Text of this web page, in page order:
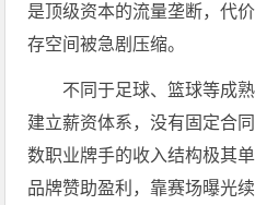
是顶级资本的流量垄断，代
存空间被急剧压缩。
不同于足球、篮球等成
建立薪资体系，没有固定合
数职业牌手的收入结构极其
品牌赞助盈利，靠赛场曝光续